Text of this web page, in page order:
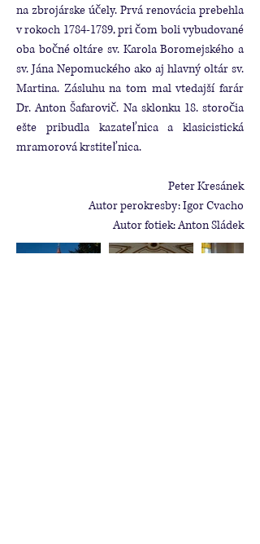
na zbrojárske účely. Prvá renovácia prebehla
v rokoch 1784-1789, pri čom boli vybudované
oba bočné oltáre sv. Karola Boromejského a
sv. Jána Nepomuckého ako aj hlavný oltár sv.
Martina. Zásluhu na tom mal vtedajší farár
Dr. Anton Šafarovič. Na sklonku 18. storočia
ešte pribudla kazateľnica a klasicistická
mramorová krstiteľnica.
Peter Kresánek
Autor perokresby: Igor Cvacho
Autor fotiek: Anton Sládek